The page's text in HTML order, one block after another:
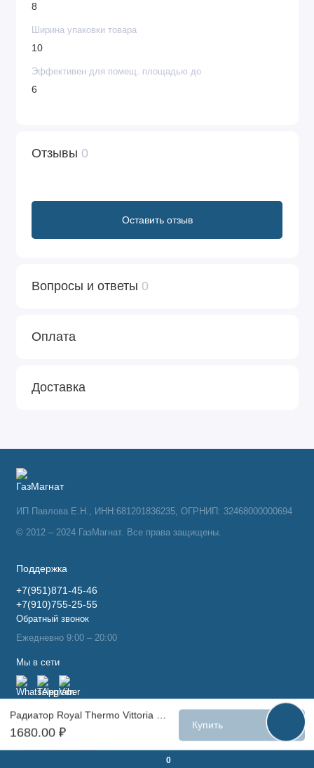
0
1680.00 ₽
Купить
8
Ширина упаковки товара
10
Эффективен для помещ. площадью до
6
Отзывы 0
Оставить отзыв
Вопросы и ответы 0
Оплата
Доставка
ИП Павлова Е.Н., ИНН:681201836235, ОГРНИП: 32468000000694
© 2012 – 2024 ГазМагнат. Все права защищены.
Поддержка
+7(951)871-45-46
+7(910)755-25-55
Обратный звонок
Ежедневно 9:00 – 20:00
Мы в сети